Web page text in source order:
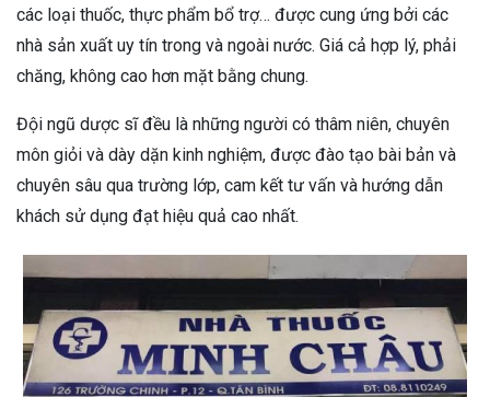
các loại thuốc, thực phẩm bổ trợ… được cung ứng bởi các
nhà sản xuất uy tín trong và ngoài nước. Giá cả hợp lý, phải
chăng, không cao hơn mặt bằng chung.
Đội ngũ dược sĩ đều là những người có thâm niên, chuyên
môn giỏi và dày dặn kinh nghiệm, được đào tạo bài bản và
chuyên sâu qua trường lớp, cam kết tư vấn và hướng dẫn
khách sử dụng đạt hiệu quả cao nhất.